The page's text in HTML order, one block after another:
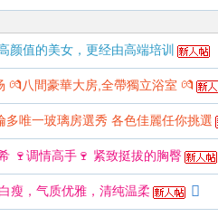
颜值的美女，更经由高端培训
💏八間豪華大房,全帶獨立浴室 💏
多唯一玻璃房選秀 各色佳麗任你挑選
🍷调情高手🍷 紧致挺拔的胸臀
瘦，气质优雅，清纯温柔